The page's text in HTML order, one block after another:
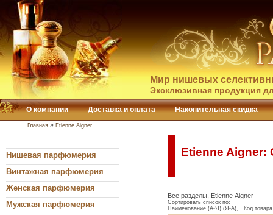
Мир нишевых
Эксклюзивная продукция
О компании Доставка и оплата Накопительная скидка
Главная » Etienne Aigner
Нишевая парфюмерия
Винтажная парфюмерия
Женская парфюмерия
Мужская парфюмерия
Etienne Aigner:
Все разделы, Etienne Aigner
Сортировать список по:
Наименование (А-Я) (Я-А), Код